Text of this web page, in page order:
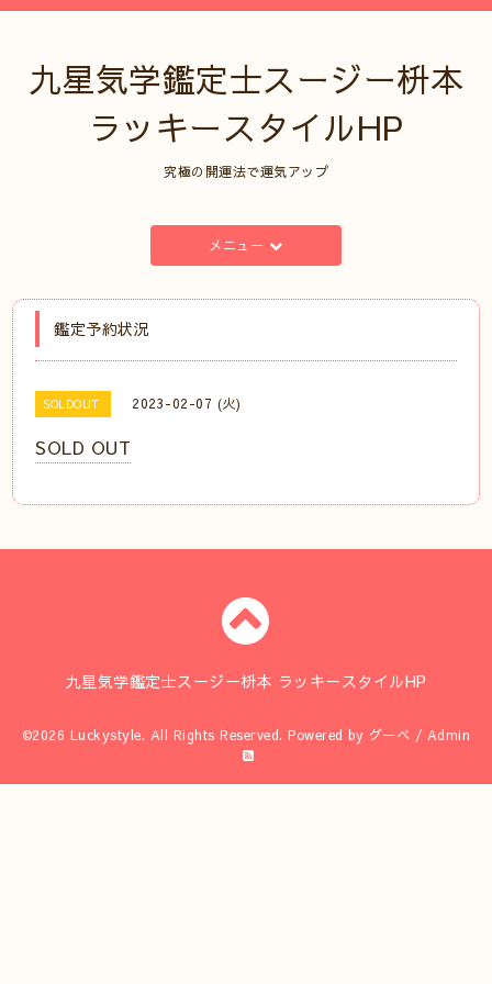
九星気学鑑定士スージー枡本
ラッキースタイルHP
究極の開運法で運気アップ
メニュー
鑑定予約状況
SOLDOUT 2023-02-07 (火)
SOLD OUT
九星気学鑑定士スージー枡本 ラッキースタイルHP
©2026 Luckystyle. All Rights Reserved. Powered by グーペ / Admin